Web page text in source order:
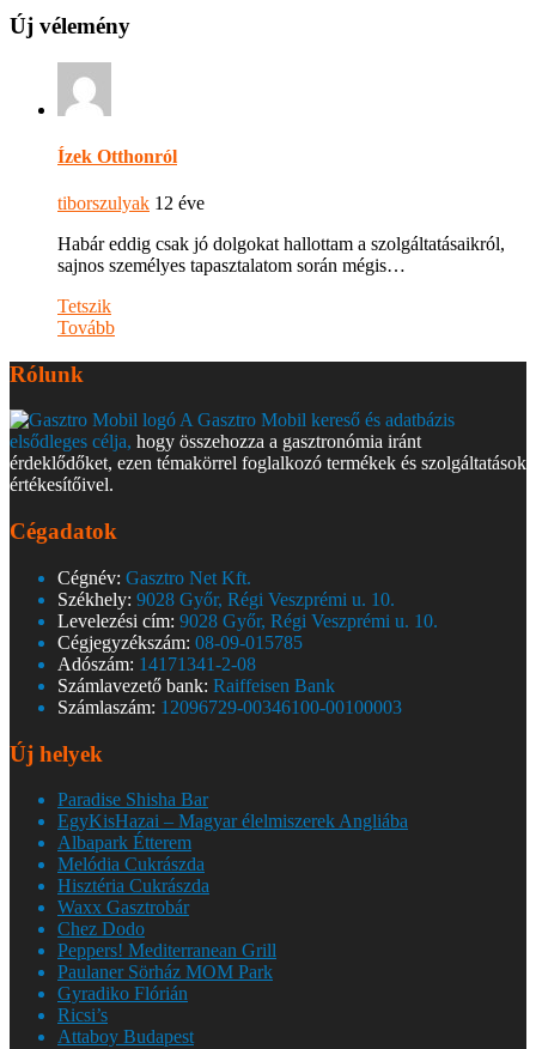
Új vélemény
Ízek Otthonról
tiborszulyak 12 éve
Habár eddig csak jó dolgokat hallottam a szolgáltatásaikról,
sajnos személyes tapasztalatom során mégis…
Tetszik
Tovább
Rólunk
A Gasztro Mobil kereső és adatbázis
elsődleges célja, hogy összehozza a gasztronómia iránt
érdeklődőket, ezen témakörrel foglalkozó termékek és szolgáltatások
értékesítőivel.
Cégadatok
Cégnév: Gasztro Net Kft.
Székhely: 9028 Győr, Régi Veszprémi u. 10.
Levelezési cím: 9028 Győr, Régi Veszprémi u. 10.
Cégjegyzékszám: 08-09-015785
Adószám: 14171341-2-08
Számlavezető bank: Raiffeisen Bank
Számlaszám: 12096729-00346100-00100003
Új helyek
Paradise Shisha Bar
EgyKisHazai – Magyar élelmiszerek Angliába
Albapark Étterem
Melódia Cukrászda
Hisztéria Cukrászda
Waxx Gasztrobár
Chez Dodo
Peppers! Mediterranean Grill
Paulaner Sörház MOM Park
Gyradiko Flórián
Ricsi’s
Attaboy Budapest